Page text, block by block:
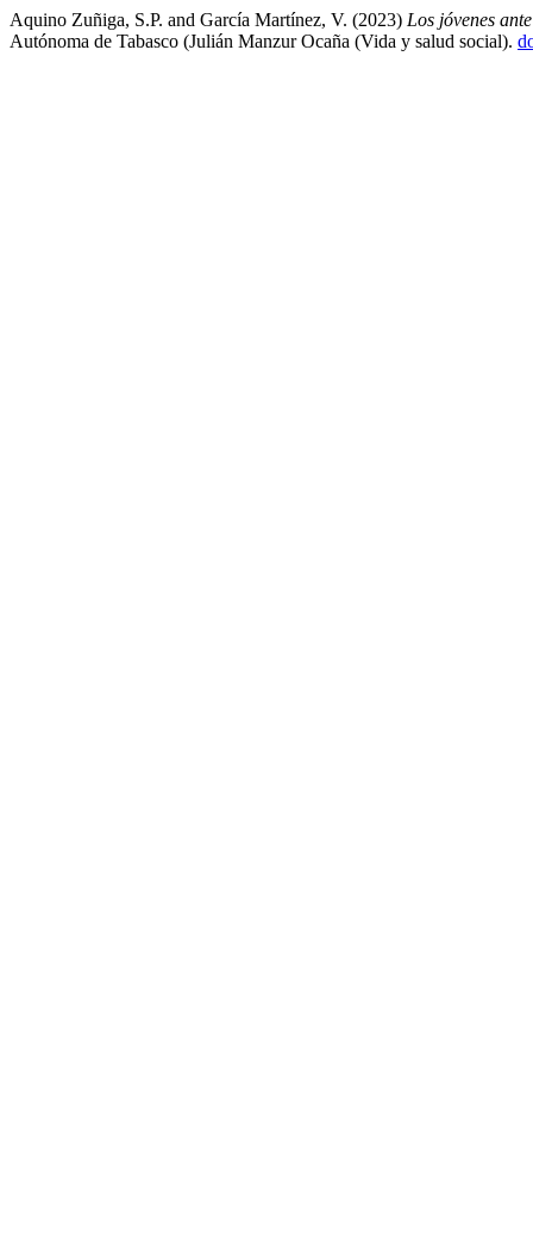
Aquino Zuñiga, S.P. and García Martínez, V. (2023) Los jóvenes
Autónoma de Tabasco (Julián Manzur Ocaña (Vida y salud social).